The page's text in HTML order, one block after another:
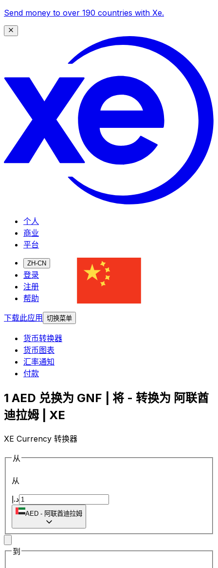
Send money to over 190 countries with Xe.
个人
商业
平台
ZH-CN
登录
注册
帮助
下载此应用
切换菜单
货币转换器
货币图表
汇率通知
付款
1 AED 兑换为 GNF | 将 - 转换为 阿联酋
迪拉姆 | XE
XE Currency 转换器
从
从
د.إ
AED - 阿联酋迪拉姆
到